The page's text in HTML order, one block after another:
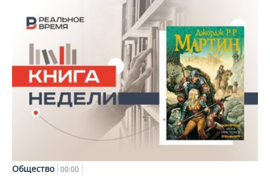
Общество 00:00